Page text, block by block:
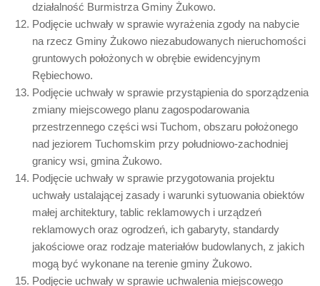
działalność Burmistrza Gminy Żukowo.
Podjęcie uchwały w sprawie wyrażenia zgody na nabycie
na rzecz Gminy Żukowo niezabudowanych nieruchomości
gruntowych położonych w obrębie ewidencyjnym
Rębiechowo.
Podjęcie uchwały w sprawie przystąpienia do sporządzenia
zmiany miejscowego planu zagospodarowania
przestrzennego części wsi Tuchom, obszaru położonego
nad jeziorem Tuchomskim przy południowo-zachodniej
granicy wsi, gmina Żukowo.
Podjęcie uchwały w sprawie przygotowania projektu
uchwały ustalającej zasady i warunki sytuowania obiektów
małej architektury, tablic reklamowych i urządzeń
reklamowych oraz ogrodzeń, ich gabaryty, standardy
jakościowe oraz rodzaje materiałów budowlanych, z jakich
mogą być wykonane na terenie gminy Żukowo.
Podjęcie uchwały w sprawie uchwalenia miejscowego